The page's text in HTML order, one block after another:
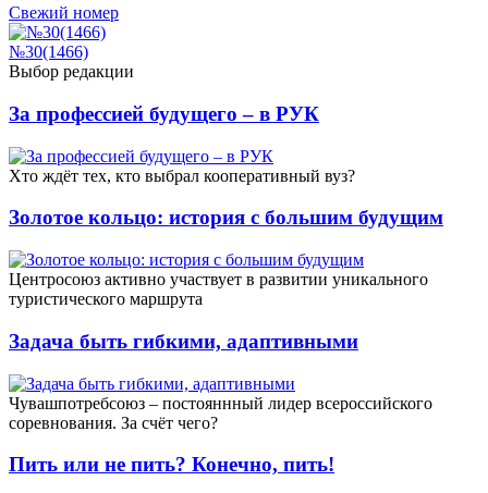
Свежий номер
№30(1466)
Выбор редакции
За профессией будущего – в РУК
Xто ждёт тех, кто выбрал кооперативный вуз?
Золотое кольцо: история с большим будущим
Центросоюз активно участвует в развитии уникального
туристического маршрута
Задача быть гибкими, адаптивными
Чувашпотребсоюз – постояннный лидер всероссийского
соревнования. За счёт чего?
Пить или не пить? Конечно, пить!